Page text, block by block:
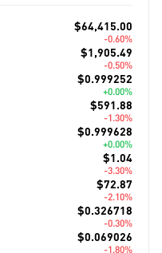
$64,415.00
-0.60%
$1,905.49
-0.50%
$0.999252
+0.00%
$591.88
-1.30%
$0.999628
+0.00%
$1.04
-3.30%
$72.87
-2.10%
$0.326718
-0.30%
$0.069026
-1.80%